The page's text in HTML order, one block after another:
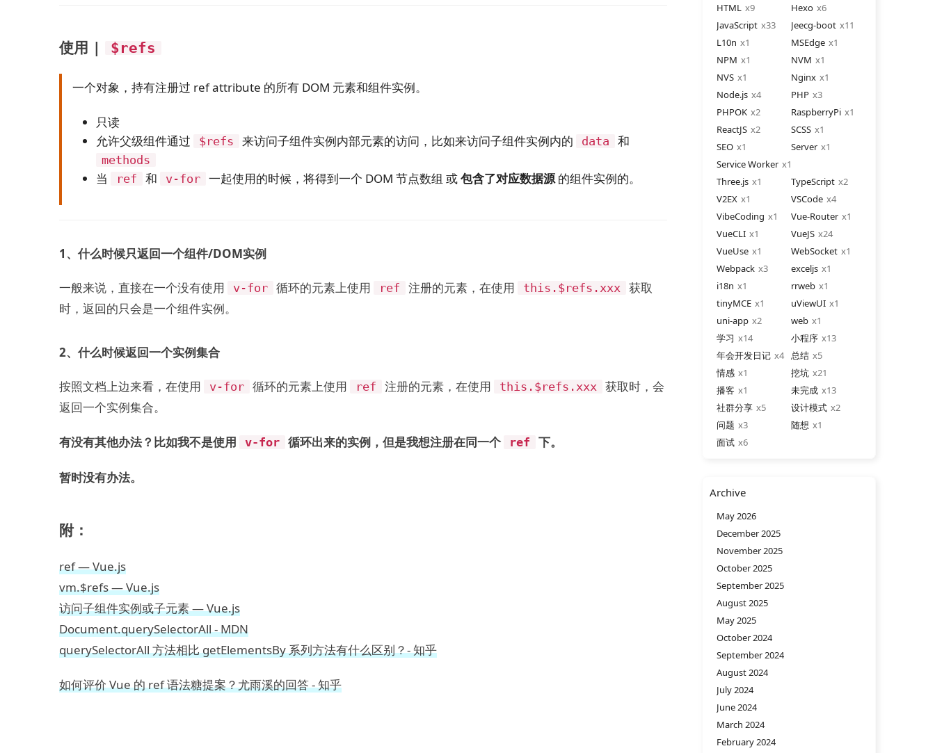
使用 | $refs
一个对象，持有注册过 ref attribute 的所有 DOM 元素和组件实例。
只读
允许父级组件通过
$refs 来访问子组件实例内部元素的访问，比如来访问子组件实例内的 data 和
methods
当 ref 和 v-for 一起使用的时候，将得到一个 DOM 节点数组 或包含了对应数据源 的组件实例的。
1、什么时候只返回一个组件/DOM实例
一般来说，直接在一个没有使用 v-for 循环的元素上使用 ref 注册的元素，在使用 this.$refs.xxx
获取
时，返回的只会是一个组件实例。
2、什么时候返回一个实例集合
按照文档上边来看，在使用 v-for 循环的元素上使用 ref 注册的元素，在使用 this.$refs.xxx
获取时，会
返回一个实例集合。
有没有其他办法？比如我不是使用 v-for 循环出来的实例，但是我想注册在同一个 ref 下。
暂时没有办法。
附：
ref — Vue.js
vm.$refs — Vue.js
访问子组件实例或子元素 — Vue.js
Document.querySelectorAll - MDN
querySelectorAll 方法相比 getElementsBy 系列方法有什么区别？- 知乎
如何评价 Vue 的 ref 语法糖提案？尤雨溪的回答 - 知乎
HTML
9 Hexo
6
JavaScript
33 Jeecg-boot
11
L10n
1 MSEdge
1
NPM
1 NVM
1
NVS
1 Nginx
1
Node.js
4 PHP
3
PHPOK
2 RaspberryPi
1
ReactJS
2 SCSS
1
SEO
1 Server
1
Service Worker
1
Three.js
1 TypeScript
2
V2EX
1 VSCode
4
VibeCoding
1 Vue-Router
1
VueCLI
1 VueJS
24
VueUse
1 WebSocket
1
Webpack
3 exceljs
1
i18n
1 rrweb
1
tinyMCE
1 uViewUI
1
uni-app
2 web
1
学习
14 小程序
13
年会开发日记
4 总结
5
情感
1 挖坑
21
播客
1 未完成
13
社群分享
5 设计模式
2
问题
3 随想
1
面试
6
Archive
May 2026
December 2025
November 2025
October 2025
September 2025
August 2025
May 2025
October 2024
September 2024
August 2024
July 2024
June 2024
March 2024
February 2024